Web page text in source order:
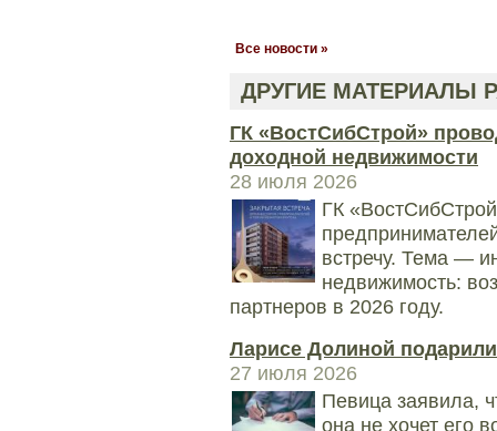
Все новости »
ДРУГИЕ МАТЕРИАЛЫ
ГК «ВостСибСтрой»
доходной недвижимости
28 июля 2026
ГК
встречу. Тема —
недвижимость:
партнеров в 2026 году.
Ларисе Долиной
27 июля 2026
Певица заявила,
она не хочет его